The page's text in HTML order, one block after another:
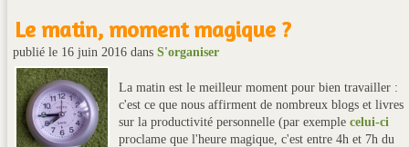
Le matin, moment magique ?
publié le 16 juin 2016 dans S'organiser
La matin est le meilleur moment pour bien travailler :
c'est ce que nous affirment de nombreux blogs et livres
sur la productivité personnelle (par exemple celui-ci
proclame que l'heure magique, c'est entre 4h et 7h du